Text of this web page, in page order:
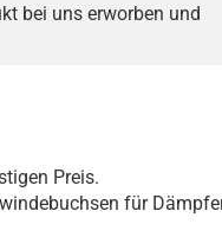
bei uns erworben und
Preis.
für